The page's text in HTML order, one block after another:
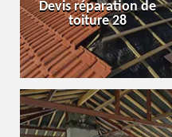
Devis réparation de
toiture 28